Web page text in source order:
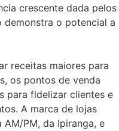
crescente dada pelos
demonstra o potencial a
receitas maiores para
os pontos de venda
para fldelizar clientes e
A marca de lojas
PM, da Ipiranga, e